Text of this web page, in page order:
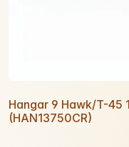
Hangar 9 Hawk/T-45
(HAN13750CR)